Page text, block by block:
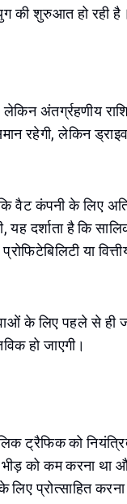
की शुरुआत हो रही है।
अंतर्ग्रहणीय
रहेगी, लेकिन
वैट कंपनी के लिए
यह दर्शाता है कि
या
के लिए पहले से ही
हो जाएगी।
ट्रैफिक को
को कम करना था
लिए प्रोत्साहित